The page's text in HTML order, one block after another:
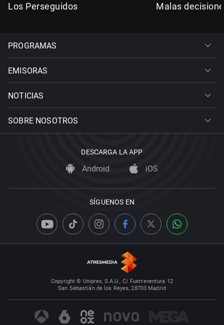
Los Perseguidos Malas
PROGRAMAS
EMISORAS
NOTICIAS
SOBRE NOSOTROS
DESCARGA LA APP
Android iOS
SÍGUENOS EN
Copyright © Uniprex, S.A.U., C/ Fuerteventura 12
San Sebastián de los Reyes, 28703 Madrid